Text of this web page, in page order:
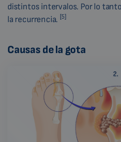
distintos intervalos. Por lo
la recurrencia. [5]
Causas de la gota